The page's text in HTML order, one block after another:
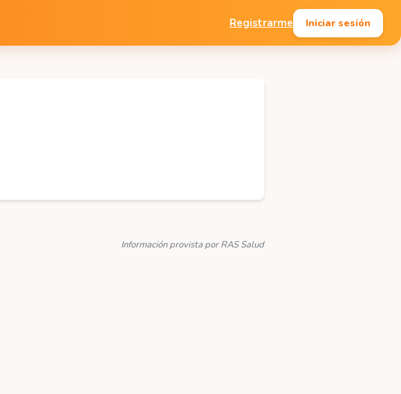
Registrarme Iniciar sesión
Información provista por RAS Salud